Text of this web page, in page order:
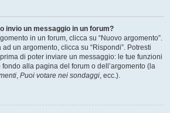
invio un messaggio in un forum?
in un forum, clicca su “Nuovo argomento”.
un argomento, clicca su “Rispondi”. Potresti
di poter inviare un messaggio: le tue funzioni
alla pagina del forum o dell’argomento (la
, Puoi votare nei sondaggi, ecc.).